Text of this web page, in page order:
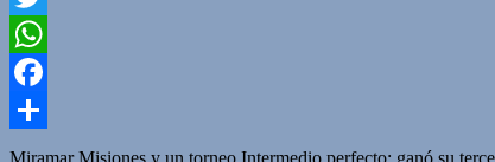
Twitter
WhatsApp
Facebook
Compartir
Miramar Misiones y un torneo Intermedio perfecto: ganó su